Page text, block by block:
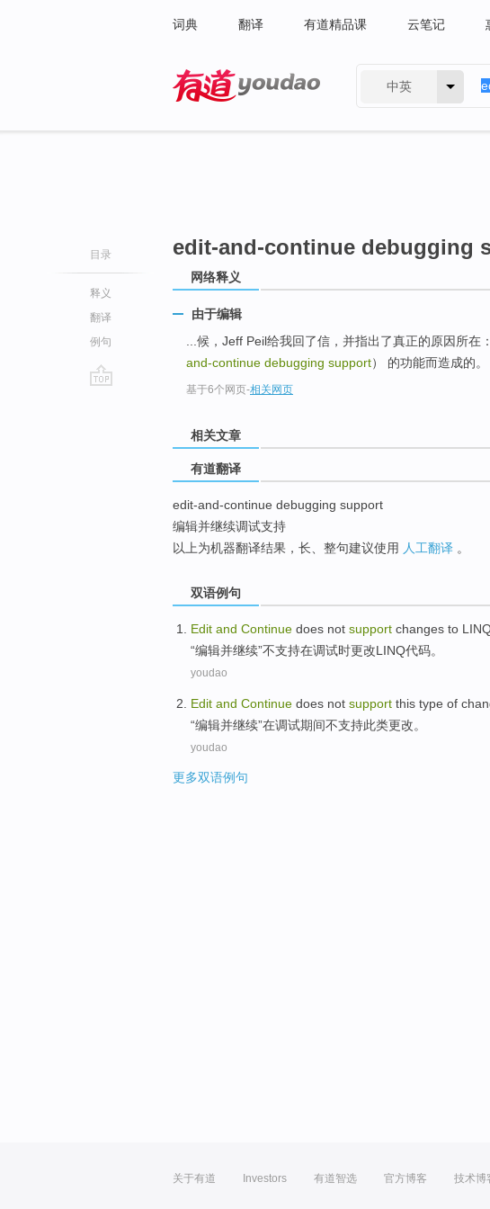
词典 翻译 有道精品课 云笔记
中英
目录
释义
翻译
例句
edit-and-continue debugging
网络释义
由于编辑
...候，Jeff Peil给我回了信，并指出了真正的原因所在
and-continue debugging support） 的功能而造成的。
基于6个网页-相关网页
相关文章
有道翻译
edit-and-continue debugging support
编辑并继续调试支持
以上为机器翻译结果，长、整句建议使用 人工翻译 。
双语例句
Edit and Continue does not support changes to
“编辑并继续”不支持在调试时更改LINQ代码。
youdao
Edit and Continue does not support this type of
“编辑并继续”在调试期间不支持此类更改。
youdao
更多双语例句
关于有道 Investors 有道智选 官方博客 技术博